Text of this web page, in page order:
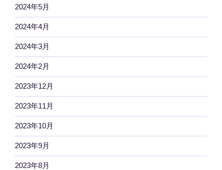
2024年5月
2024年4月
2024年3月
2024年2月
2023年12月
2023年11月
2023年10月
2023年9月
2023年8月